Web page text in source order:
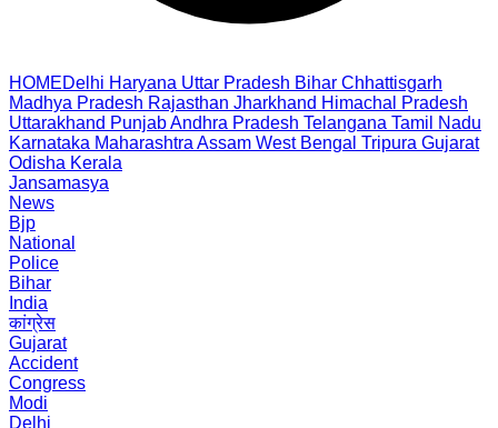
HOMEDelhi Haryana Uttar Pradesh Bihar Chhattisgarh
Madhya Pradesh Rajasthan Jharkhand Himachal Pradesh
Uttarakhand PunjabAndhra Pradesh Telangana Tamil Nadu
Karnataka Maharashtra Assam West Bengal Tripura Gujarat
Odisha Kerala
Jansamasya
News
Bjp
National
Police
Bihar
India
कांग्रेस
Gujarat
Accident
Congress
Modi
Delhi